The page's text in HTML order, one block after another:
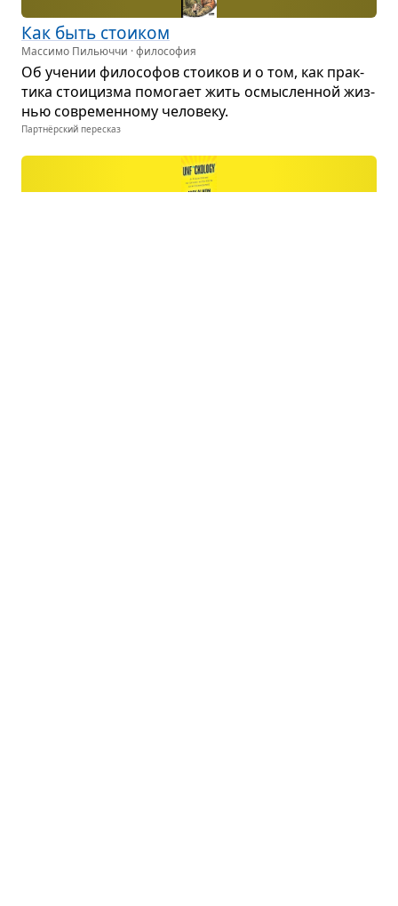
Как быть сто­и­ком
Массимо Пильюччи · философия
Об уче­нии фило­со­фов сто­и­ков и о том, как прак­
тика сто­и­цизма помо­гает жить осмыс­лен­ной жиз­
нью совре­мен­ному чело­веку.
Партнёрский пересказ